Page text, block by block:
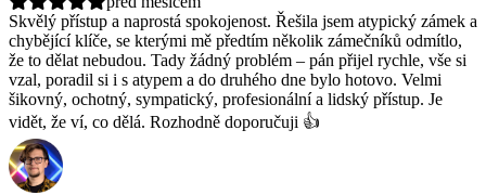
Skvělý přístup a naprostá spokojenost. Řešila jsem atypický zámek a
chybějící klíče, se kterými mě předtím několik zámečníků odmítlo,
že to dělat nebudou. Tady žádný problém – pán přijel rychle, vše si
vzal, poradil si i s atypem a do druhého dne bylo hotovo. Velmi
šikovný, ochotný, sympatický, profesionální a lidský přístup. Je
vidět, že ví, co dělá. Rozhodně doporučuji 👍